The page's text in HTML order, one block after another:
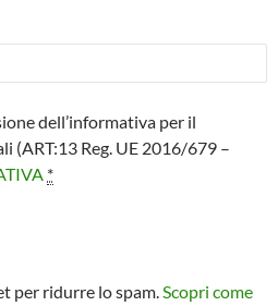
dell’informativa per il
(ART:13 Reg. UE 2016/679 –
*
per ridurre lo spam.Scopri come